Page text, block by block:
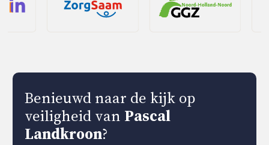
Benieuwd naar de kijk op
veiligheid van Pascal
Landkroon?